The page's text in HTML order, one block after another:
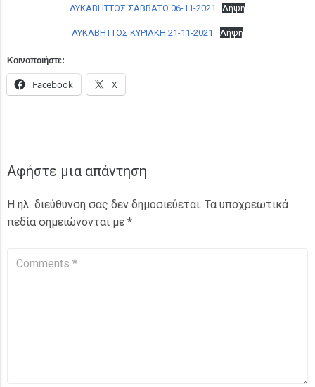
ΛΥΚΑΒΗΤΤΟΣ ΣΑΒΒΑΤΟ 06-11-2021 Λήψη
ΛΥΚΑΒΗΤΤΟΣ ΚΥΡΙΑΚΗ 21-11-2021 Λήψη
Κοινοποιήστε:
Facebook X
Αφήστε μια απάντηση
Η ηλ. διεύθυνση σας δεν δημοσιεύεται. Τα υποχρεωτικά
πεδία σημειώνονται με *